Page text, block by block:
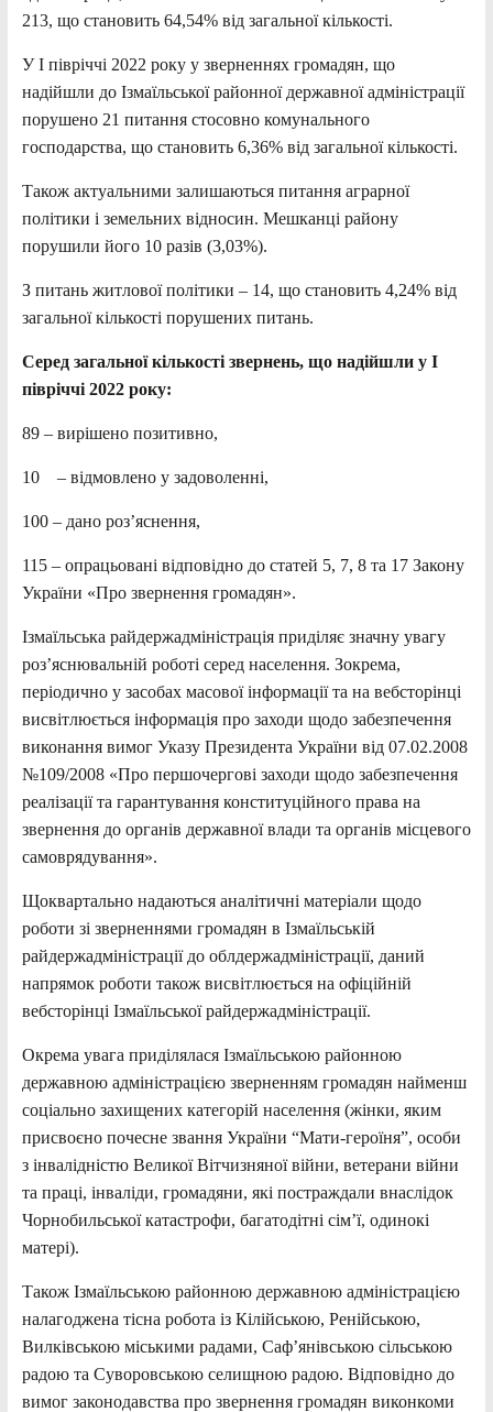
213, що становить 64,54% від загальної кількості.
У І півріччі 2022 року у зверненнях громадян, що
надійшли до Ізмаїльської районної державної адміністрації
порушено 21 питання стосовно комунального
господарства, що становить 6,36% від загальної кількості.
Також актуальними залишаються питання аграрної
політики і земельних відносин. Мешканці району
порушили його 10 разів (3,03%).
З питань житлової політики – 14, що становить 4,24% від
загальної кількості порушених питань.
Серед загальної кількості звернень, що надійшли у І
півріччі 2022 року:
89 – вирішено позитивно,
10 – відмовлено у задоволенні,
100 – дано роз’яснення,
115 – опрацьовані відповідно до статей 5, 7, 8 та 17 Закону
України «Про звернення громадян».
Ізмаїльська райдержадміністрація приділяє значну увагу
роз’яснювальній роботі серед населення. Зокрема,
періодично у засобах масової інформації та на вебсторінці
висвітлюється інформація про заходи щодо забезпечення
виконання вимог Указу Президента України від 07.02.2008
№109/2008 «Про першочергові заходи щодо забезпечення
реалізації та гарантування конституційного права на
звернення до органів державної влади та органів місцевого
самоврядування».
Щоквартально надаються аналітичні матеріали щодо
роботи зі зверненнями громадян в Ізмаїльській
райдержадміністрації до облдержадміністрації, даний
напрямок роботи також висвітлюється на офіційній
вебсторінці Ізмаїльської райдержадміністрації.
Окрема увага приділялася Ізмаїльською районною
державною адміністрацією зверненням громадян найменш
соціально захищених категорій населення (жінки, яким
присвоєно почесне звання України “Мати-героїня”, особи
з інвалідністю Великої Вітчизняної війни, ветерани війни
та праці, інваліди, громадяни, які постраждали внаслідок
Чорнобильської катастрофи, багатодітні сім’ї, одинокі
матері).
Також Ізмаїльською районною державною адміністрацією
налагоджена тісна робота із Кілійською, Ренійською,
Вилківською міськими радами, Саф’янівською сільською
радою та Суворовською селищною радою. Відповідно до
вимог законодавства про звернення громадян виконкоми